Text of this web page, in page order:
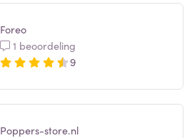
Foreo
1 beoordeling
9
Poppers-store.nl